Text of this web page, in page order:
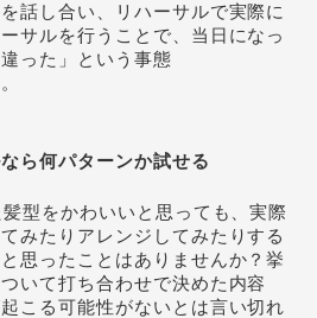
話し合い、リハーサルで実際に
サルを行うことで、当日になっ
った」という事態
ら何パターンか試せる
型をかわいいと思っても、実際
みたりアレンジしてみたりする
思ったことはありませんか？挙
いて打ち合わせで決めた内容
こる可能性がないとは言い切れ